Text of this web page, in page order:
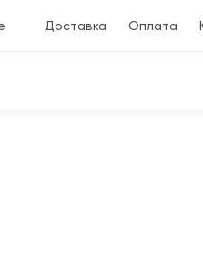
Доставка Оплата